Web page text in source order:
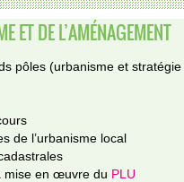
ET DE L’AMÉNAGEMENT
pôles (urbanisme et
de l’urbanisme local
mise en œuvre du PLU